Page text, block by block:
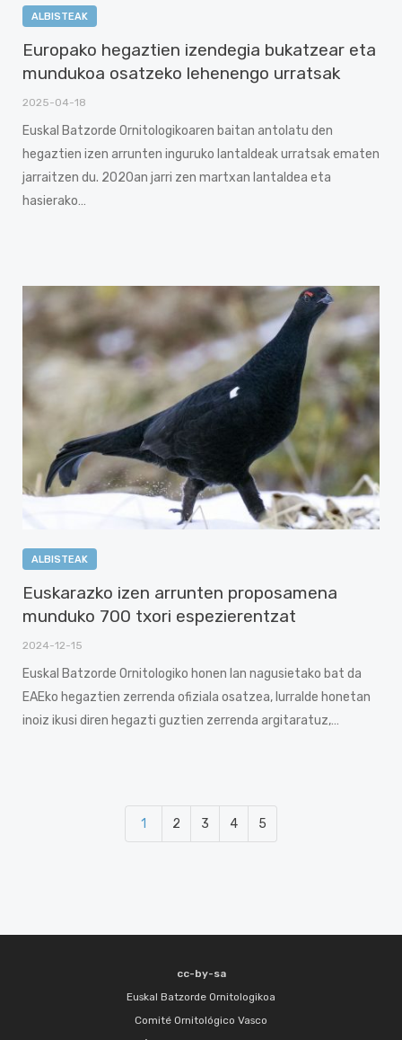
ALBISTEAK
Europako hegaztien izendegia bukatzear eta
mundukoa osatzeko lehenengo urratsak
2025-04-18
Euskal Batzorde Ornitologikoaren baitan antolatu den
hegaztien izen arrunten inguruko lantaldeak urratsak ematen
jarraitzen du. 2020an jarri zen martxan lantaldea eta
hasierako…
ALBISTEAK
Euskarazko izen arrunten proposamena
munduko 700 txori espezierentzat
2024-12-15
Euskal Batzorde Ornitologiko honen lan nagusietako bat da
EAEko hegaztien zerrenda ofiziala osatzea, lurralde honetan
inoiz ikusi diren hegazti guztien zerrenda argitaratuz,…
1 2 3 4 5
cc-by-sa
Euskal Batzorde Ornitologikoa
Comité Ornitológico Vasco